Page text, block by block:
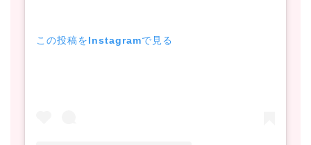
この投稿をInstagramで見る